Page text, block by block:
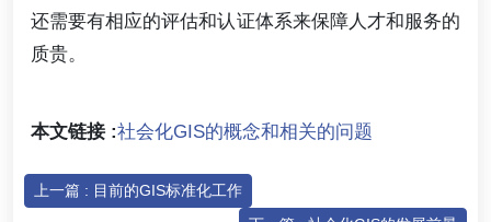
还需要有相应的评估和认证体系来保障人才和服务的
质贵。
本文链接 :社会化GIS的概念和相关的问题
上一篇 : 目前的GIS标准化工作